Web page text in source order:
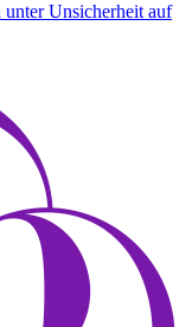
unter Unsicherheit auf